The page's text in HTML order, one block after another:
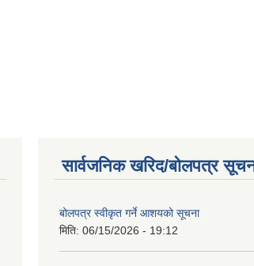
सार्वजनिक खरिद/बोलपत्र
बोलपत्र स्वीकृत गर्ने आशयको सूचना
मिति: 06/15/2026 - 19:12